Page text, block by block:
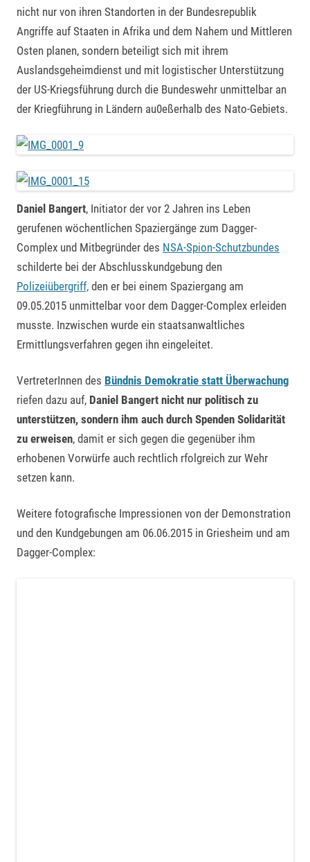
nicht nur von ihren Standorten in der Bundesrepublik
Angriffe auf Staaten in Afrika und dem Nahem und Mittleren
Osten planen, sondern beteiligt sich mit ihrem
Auslandsgeheimdienst und mit logistischer Unterstützung
der US-Kriegsführung durch die Bundeswehr unmittelbar an
der Kriegführung in Ländern au0eßerhalb des Nato-Gebiets.
Daniel Bangert, Initiator der vor 2 Jahren ins Leben
gerufenen wöchentlichen Spaziergänge zum Dagger-
Complex und Mitbegründer des NSA-Spion-Schutzbundes
schilderte bei der Abschlusskundgebung den
Polizeiübergriff, den er bei einem Spaziergang am
09.05.2015 unmittelbar voor dem Dagger-Complex erleiden
musste. Inzwischen wurde ein staatsanwaltliches
Ermittlungsverfahren gegen ihn eingeleitet.
VertreterInnen des Bündnis Demokratie statt Überwachung
riefen dazu auf, Daniel Bangert nicht nur politisch zu
unterstützen, sondern ihm auch durch Spenden Solidarität
zu erweisen, damit er sich gegen die gegenüber ihm
erhobenen Vorwürfe auch rechtlich rfolgreich zur Wehr
setzen kann.
Weitere fotografische Impressionen von der Demonstration
und den Kundgebungen am 06.06.2015 in Griesheim und am
Dagger-Complex: